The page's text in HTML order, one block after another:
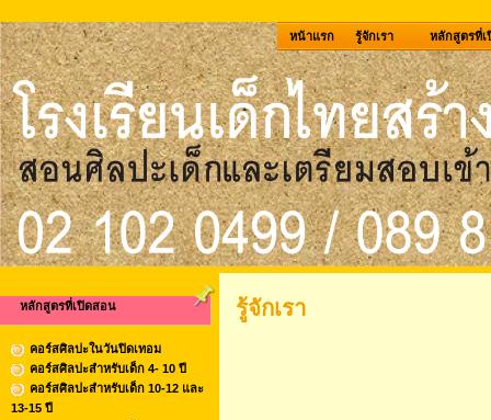
หน้าแรก รู้จักเรา หลักสูตรที่
หลักสูตรที่เปิดสอน
คอร์สศิลปะในวันปิดเทอม
คอร์สศิลปะสำหรับเด็ก 4- 10 ปี
คอร์สศิลปะสำหรับเด็ก 10-12 และ
13-15 ปี
รู้จักเรา